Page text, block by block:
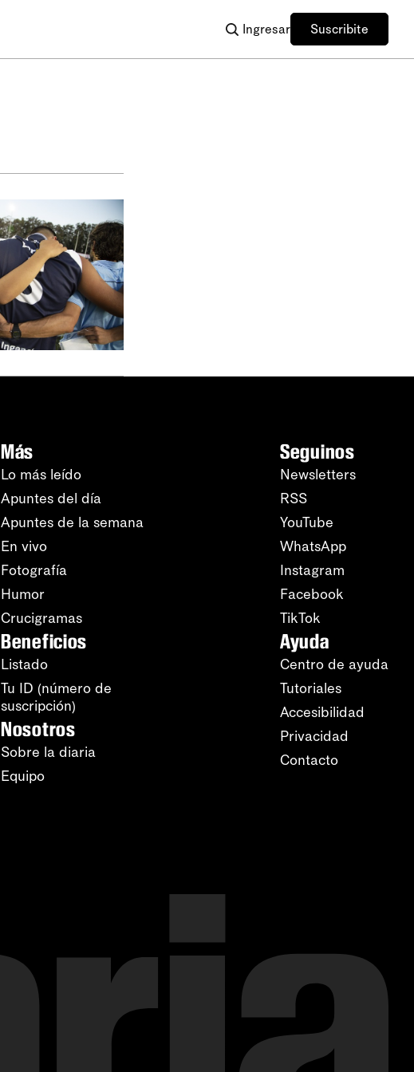
Ingresar Suscribite
Más
Lo más leído
Apuntes del día
Apuntes de la semana
En vivo
Fotografía
Humor
Crucigramas
Beneficios
Listado
Tu ID (número de
suscripción)
Nosotros
Sobre la diaria
Equipo
Seguinos
Newsletters
RSS
YouTube
WhatsApp
Instagram
Facebook
TikTok
Ayuda
Centro de ayuda
Tutoriales
Accesibilidad
Privacidad
Contacto